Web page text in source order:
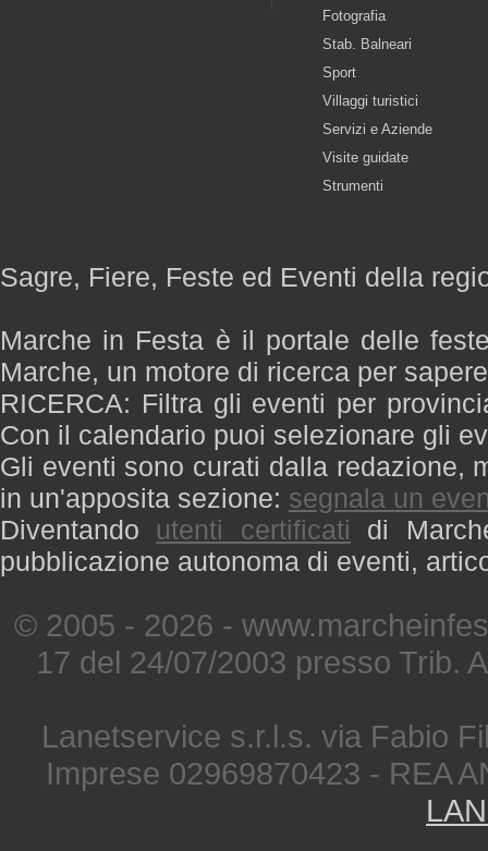
Fotografia
Stab. Balneari
Sport
Villaggi turistici
Servizi e Aziende
Visite guidate
Strumenti
Sagre, Fiere, Feste ed Eventi della
Marche in Festa è il portale delle
Marche, un motore di ricerca per
RICERCA: Filtra gli eventi per
Con il calendario puoi selezionare gli
Gli eventi sono curati dalla redazione,
in un'apposita sezione: segnala un
Diventando utenti certificati di
pubblicazione autonoma di eventi,
© 2005 - 2026 -
17 del 24/07/2003 presso Trib.
Lanetservice s.r.l.s. via Fabio
Imprese 02969870423 - REA